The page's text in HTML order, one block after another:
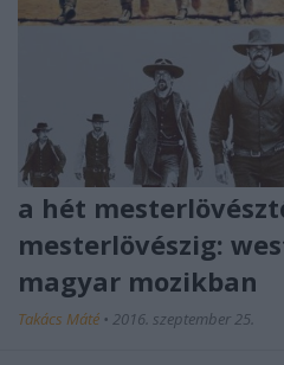
a hét
mesterlövészig:
magyar mozikban
Takács Máté • 2016. szeptember 25.